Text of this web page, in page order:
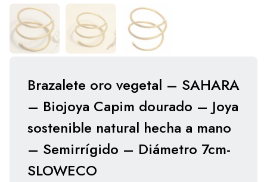
Brazalete oro vegetal – SAHARA
– Biojoya Capim dourado – Joya
sostenible natural hecha a mano
– Semirrígido – Diámetro 7cm-
SLOWECO